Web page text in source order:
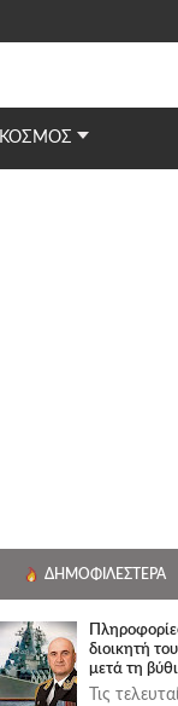
ΚΟΣΜΟΣ
ΔΗΜΟΦΙΛΈΣΤΕΡΑ
διοικητή
μετά τη
Τις